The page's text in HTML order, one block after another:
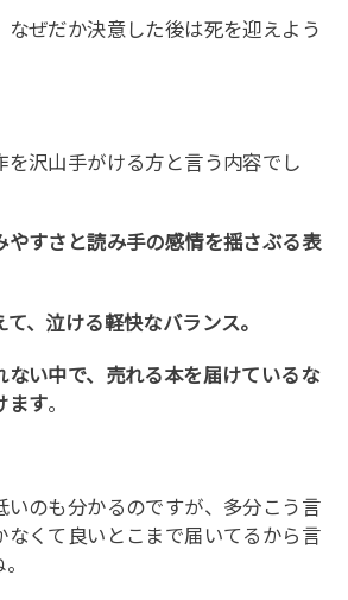
なぜだか決意した後は死を迎えよう
を沢山手がける方と言う内容でし
やすさと読み手の感情を揺さぶる表
、泣ける軽快なバランス。
ない中で、売れる本を届けているな
ます。
いのも分かるのですが、多分こう言
なくて良いとこまで届いてるから言